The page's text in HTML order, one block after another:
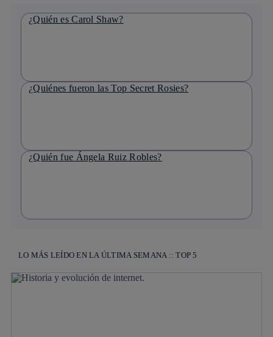
¿Quién es Carol Shaw?
¿Quiénes fueron las Top Secret Rosies?
¿Quién fue Ángela Ruiz Robles?
LO MÁS LEÍDO EN LA ÚLTIMA SEMANA :: TOP 5